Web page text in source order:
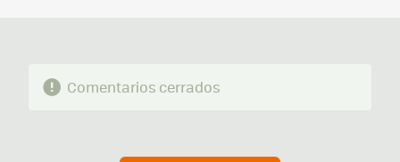
Comentarios cerrados